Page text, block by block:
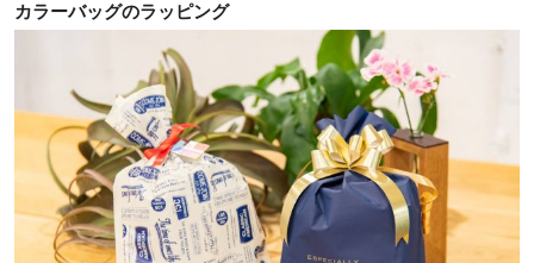
カラーバッグのラッピング